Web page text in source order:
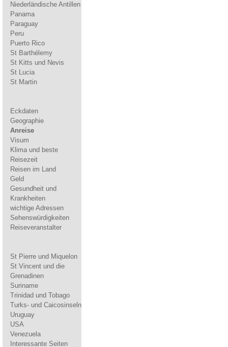
Niederländische Antillen
Panama
Paraguay
Peru
Puerto Rico
St Barthélemy
St Kitts und Nevis
St Lucia
St Martin
Eckdaten
Geographie
Anreise
Visum
Klima und beste
Reisezeit
Reisen im Land
Geld
Gesundheit und
Krankheiten
wichtige Adressen
Sehenswürdigkeiten
Reiseveranstalter
St Pierre und Miquelon
St Vincent und die
Grenadinen
Suriname
Trinidad und Tobago
Turks- und Caicosinseln
Uruguay
USA
Venezuela
Interessante Seiten